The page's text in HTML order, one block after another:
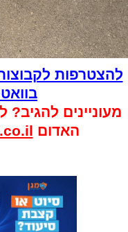
להצטרפות
מעוניינים להגיב?
האדום